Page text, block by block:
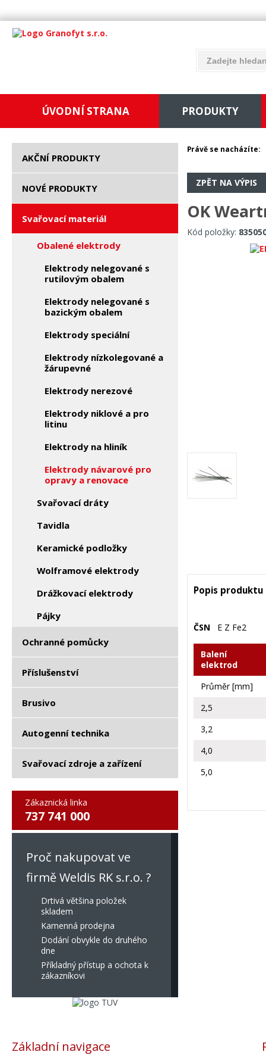
ÚVODNÍ STRANA PRODUKTY
AKČNÍ PRODUKTY
NOVÉ PRODUKTY
Svařovací materiál
Obalené elektrody
Elektrody nelegované s
rutilovým obalem
Elektrody nelegované s
bazickým obalem
Elektrody speciální
Elektrody nízkolegované a
žárupevné
Elektrody nerezové
Elektrody niklové a pro
litinu
Elektrody na hliník
Elektrody návarové pro
opravy a renovace
Svařovací dráty
Tavidla
Keramické podložky
Wolframové elektrody
Drážkovací elektrody
Pájky
Ochranné pomůcky
Příslušenství
Brusivo
Autogenní technika
Svařovací zdroje a zařízení
Zákaznická linka
737 741 000
Proč nakupovat ve
firmě Weldis RK s.r.o. ?
Drtivá většina položek
skladem
Kamenná prodejna
Dodání obvykle do druhého
dne
Příkladný přístup a ochota k
zákazníkovi
Právě se nacházíte:
ZPĚT NA VÝPIS
OK
Kód položky:
Popis produktu
ČSN E Z Fe2
Balení
elektrod
Průměr [mm]
2,5
3,2
4,0
5,0
Základní navigace